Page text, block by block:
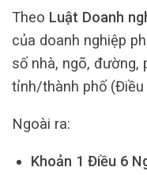
Theo Luật Doanh
của doanh nghiệp
số nhà, ngõ, đường,
tỉnh/thành phố (Điều
Ngoài ra:
Khoản 1 Điều 6